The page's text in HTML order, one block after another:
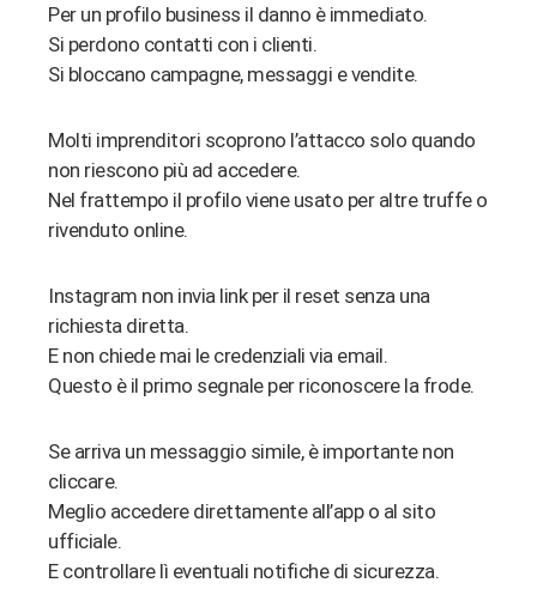
Per un profilo business il danno è immediato.
Si perdono contatti con i clienti.
Si bloccano campagne, messaggi e vendite.
Molti imprenditori scoprono l’attacco solo quando
non riescono più ad accedere.
Nel frattempo il profilo viene usato per altre truffe o
rivenduto online.
Instagram non invia link per il reset senza una
richiesta diretta.
E non chiede mai le credenziali via email.
Questo è il primo segnale per riconoscere la frode.
Se arriva un messaggio simile, è importante non
cliccare.
Meglio accedere direttamente all’app o al sito
ufficiale.
E controllare lì eventuali notifiche di sicurezza.